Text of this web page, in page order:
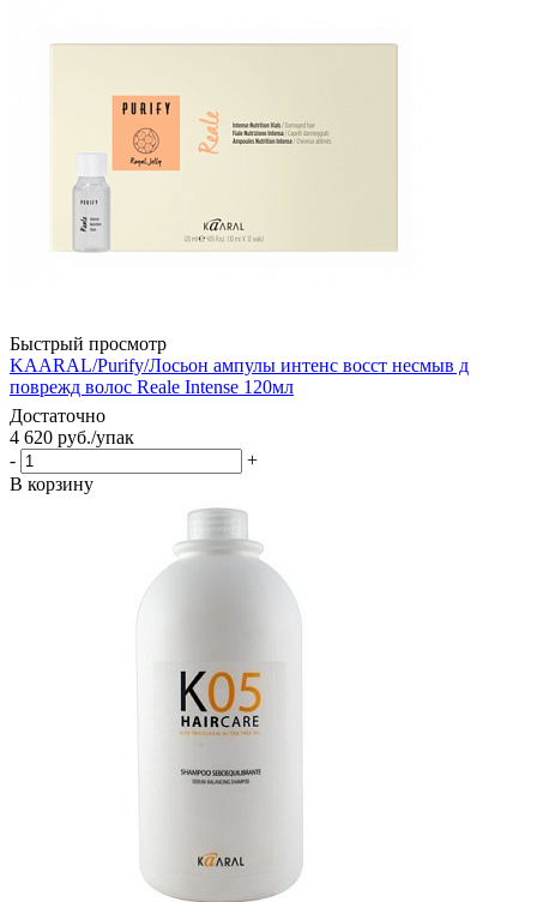
Быстрый просмотр
KAARAL/Purify/Лосьон ампулы интенс восст несмыв д
поврежд волос Reale Intense 120мл
Достаточно
4 620 руб./упак
-
+
В корзину